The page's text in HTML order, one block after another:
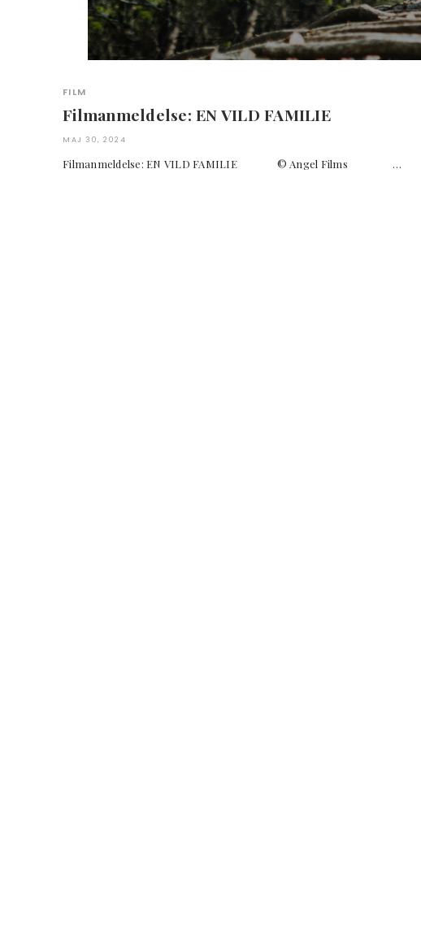
FILM
Filmanmeldelse: EN VILD FAMILIE
MAJ 30, 2024
Filmanmeldelse: EN VILD FAMILIE © Angel Films …